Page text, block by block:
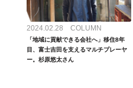
2024.02.28 COLUMN
「地域に貢献できる会社へ」移住8年
目、富士吉田を支えるマルチプレーヤ
ー。杉原悠太さん